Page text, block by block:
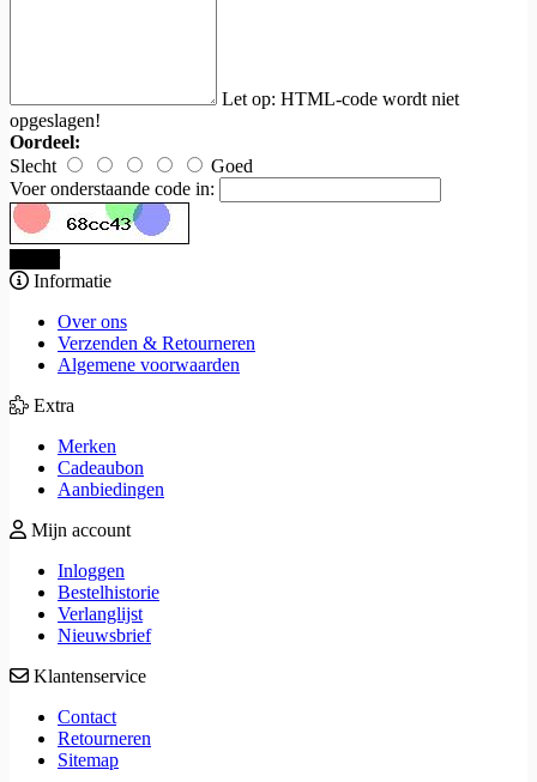
Let op: HTML-code wordt niet
opgeslagen!
Oordeel:
Slecht
Goed
Voer onderstaande code in:
Informatie
Over ons
Verzenden & Retourneren
Algemene voorwaarden
Extra
Merken
Cadeaubon
Aanbiedingen
Mijn account
Inloggen
Bestelhistorie
Verlanglijst
Nieuwsbrief
Klantenservice
Contact
Retourneren
Sitemap